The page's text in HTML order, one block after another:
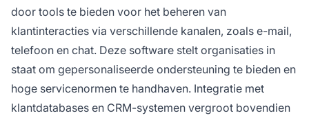
door tools te bieden voor het beheren van
klantinteracties via verschillende kanalen, zoals e-mail,
telefoon en chat. Deze software stelt organisaties in
staat om gepersonaliseerde ondersteuning te bieden en
hoge servicenormen te handhaven. Integratie met
klantdatabases en CRM-systemen vergroot bovendien